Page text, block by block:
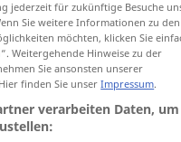
jederzeit für zukünftige Besuche
Sie weitere Informationen zu
möchten, klicken Sie
Weitergehende Hinweise zu der
Sie ansonsten unserer
finden Sie unserImpressum.
verarbeiten Daten, um